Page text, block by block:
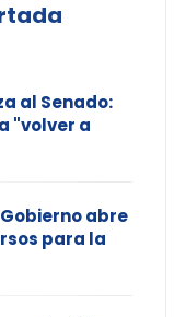
al Senado:
"volver a
abre
para la